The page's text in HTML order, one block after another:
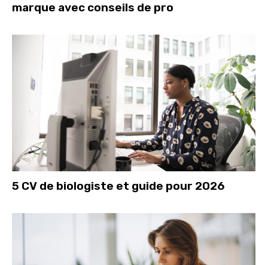
marque avec conseils de pro
5 CV de biologiste et guide pour 2026